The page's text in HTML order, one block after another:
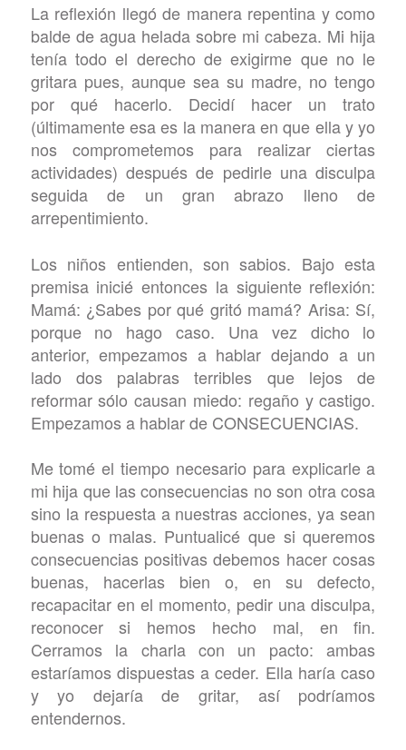
La reflexión llegó de manera repentina y como
balde de agua helada sobre mi cabeza. Mi hija
tenía todo el derecho de exigirme que no le
gritara pues, aunque sea su madre, no tengo
por qué hacerlo. Decidí hacer un trato
(últimamente esa es la manera en que ella y yo
nos comprometemos para realizar ciertas
actividades) después de pedirle una disculpa
seguida de un gran abrazo lleno de
arrepentimiento.
Los niños entienden, son sabios. Bajo esta
premisa inicié entonces la siguiente reflexión:
Mamá: ¿Sabes por qué gritó mamá? Arisa: Sí,
porque no hago caso. Una vez dicho lo
anterior, empezamos a hablar dejando a un
lado dos palabras terribles que lejos de
reformar sólo causan miedo: regaño y castigo.
Empezamos a hablar de CONSECUENCIAS.
Me tomé el tiempo necesario para explicarle a
mi hija que las consecuencias no son otra cosa
sino la respuesta a nuestras acciones, ya sean
buenas o malas. Puntualicé que si queremos
consecuencias positivas debemos hacer cosas
buenas, hacerlas bien o, en su defecto,
recapacitar en el momento, pedir una disculpa,
reconocer si hemos hecho mal, en fin.
Cerramos la charla con un pacto: ambas
estaríamos dispuestas a ceder. Ella haría caso
y yo dejaría de gritar, así podríamos
entendernos.